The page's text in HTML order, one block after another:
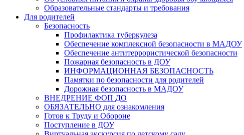
Образовательные стандарты и требования
Для родителей
Безопасность
Профилактика туберкулеза
Обеспечение комплексной безопасности в МАДОУ
Обеспечение антитеррористической безопасности
Пожарная безопасность в ДОУ
ИНФОРМАЦИОННАЯ БЕЗОПАСНОСТЬ
Памятки по безопасности для родителей
Дорожная безопасность в МАДОУ
ВНЕДРЕНИЕ ФОП ДО
ОБЯЗАТЕЛЬНО для ознакомления
Готов к Труду и Обороне
Поступление в ДОУ